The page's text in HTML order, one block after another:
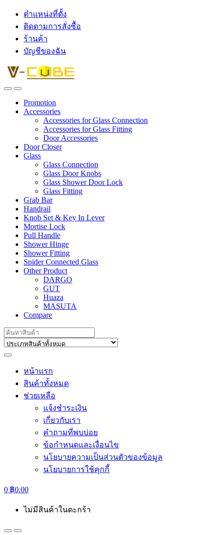
ตำแหน่งที่ตั้ง
ติดตามการสั่งซื้อ
ร้านค้า
บัญชีของฉัน
Promotion
Accessories
Accessories for Glass Connection
Accessories for Glass Fitting
Door Accessories
Door Closer
Glass
Glass Connection
Glass Door Knobs
Glass Shower Door Lock
Glass Fitting
Grab Bar
Handrail
Knob Set & Key In Lever
Mortise Lock
Pull Handle
Shower Hinge
Shower Fitting
Spider Connected Glass
Other Product
DARGO
GUT
Huaza
MASUTA
Compare
Search
for:
หน้าแรก
สินค้าทั้งหมด
ช่วยเหลือ
แจ้งชำระเงิน
เกี่ยวกับเรา
คำถามที่พบบ่อย
ข้อกำหนดและเงื่อนไข
นโยบายความเป็นส่วนตัวของข้อมูล
นโยบายการใช้คุกกี้
0 ฿0.00
ไม่มีสินค้าในตะกร้า